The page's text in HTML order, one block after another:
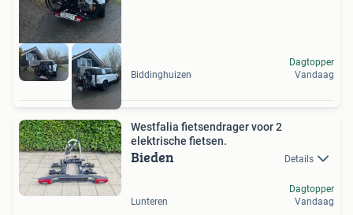
Biddinghuizen
Dagtopper
Vandaag
Westfalia fietsendrager voor 2
elektrische fietsen.
Bieden Details
Lunteren
Dagtopper
Vandaag